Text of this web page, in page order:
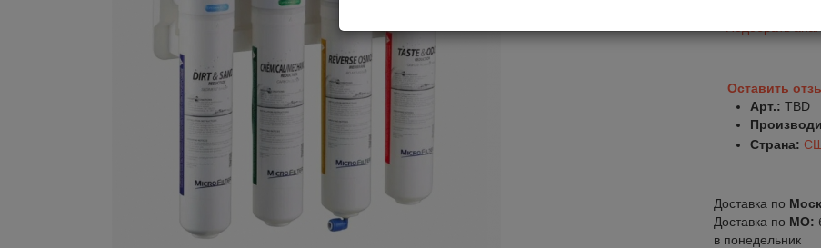
Оставить
Арт.: TBD
Страна:
Доставка по
Доставка по МО:
в понедельник